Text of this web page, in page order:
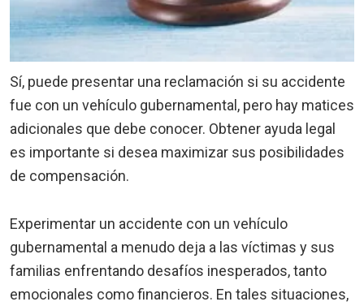
Sí, puede presentar una reclamación si su accidente
fue con un vehículo gubernamental, pero hay matices
adicionales que debe conocer. Obtener ayuda legal
es importante si desea maximizar sus posibilidades
de compensación.
Experimentar un accidente con un vehículo
gubernamental a menudo deja a las víctimas y sus
familias enfrentando desafíos inesperados, tanto
emocionales como financieros. En tales situaciones,